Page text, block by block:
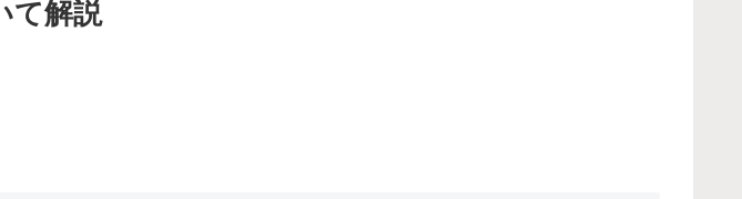
て解説